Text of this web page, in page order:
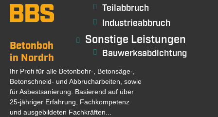
Teilabbruch
Industrieabbruch
Sonstige Leistungen
Bauwerksabdichtung
Betonbohren / Betonsägen
in Nordrhein Westfalen und bundesweit
Ihr Profi für alle Betonbohr-, Betonsäge-,
Betonschneid- und Abbrucharbeiten, sowie
für Asbestsanierung. Basierend auf über
25-jähriger Erfahrung, Fachkompetenz
und ausgebildeten Fachkräften...